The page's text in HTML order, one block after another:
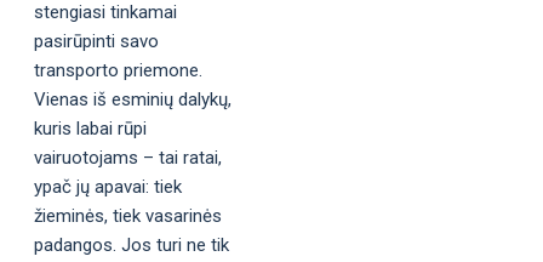
stengiasi tinkamai
pasirūpinti savo
transporto priemone.
Vienas iš esminių dalykų,
kuris labai rūpi
vairuotojams – tai ratai,
ypač jų apavai: tiek
žieminės, tiek vasarinės
padangos. Jos turi ne tik